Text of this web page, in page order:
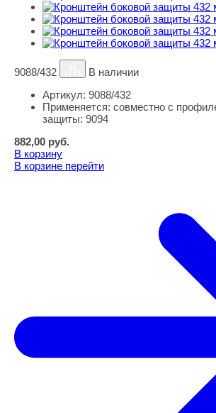
9088/432
В наличии
Артикул: 9088/432
Применяется: совместно с
защиты: 9094
882,00 руб.
В корзину
В корзине перейти